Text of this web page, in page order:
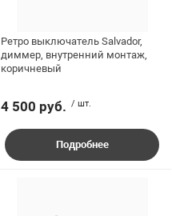
Ретро выключатель Salvador,
диммер, внутренний монтаж,
коричневый
4 500 руб. / шт.
Подробнее